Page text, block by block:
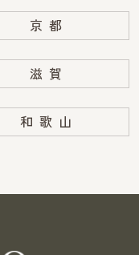
京都
滋賀
和歌山